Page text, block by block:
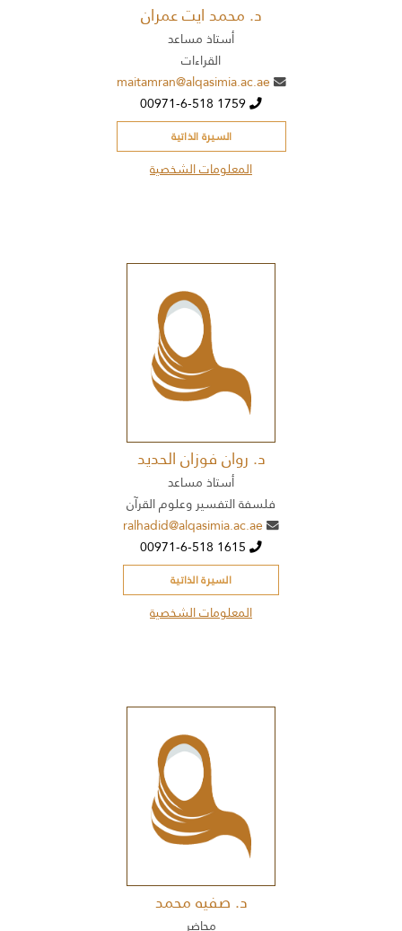
د. محمد ايت عمران
أستاذ مساعد
القراءات
maitamran@alqasimia.ac.ae
السيرة الذاتية
المعلومات الشخصية
د. روان فوزان الحديد
أستاذ مساعد
فلسفة التفسير وعلوم القرآن
ralhadid@alqasimia.ac.ae
السيرة الذاتية
المعلومات الشخصية
د. صفيه محمد
محاضر